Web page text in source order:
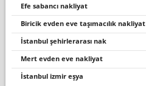
efe sabancı nakliyat
bi̇ri̇ci̇k evden eve taşimacilik nakli̇yat
i̇stanbul şehirlerarası nak
mert evden eve nakliyat
i̇stanbul i̇zmi̇r eşya